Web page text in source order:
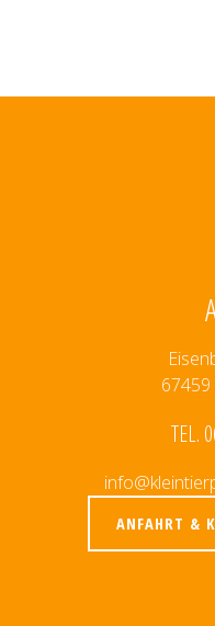
67459
TEL.
ANFAHRT &